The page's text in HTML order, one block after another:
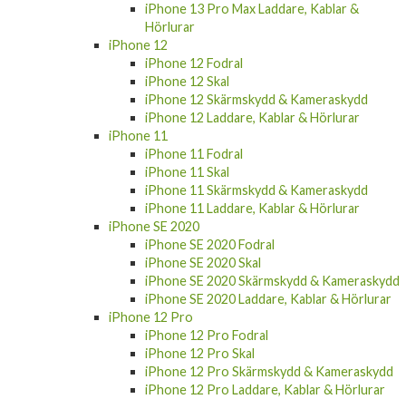
iPhone 13 Pro Max Laddare, Kablar &
Hörlurar
iPhone 12
iPhone 12 Fodral
iPhone 12 Skal
iPhone 12 Skärmskydd & Kameraskydd
iPhone 12 Laddare, Kablar & Hörlurar
iPhone 11
iPhone 11 Fodral
iPhone 11 Skal
iPhone 11 Skärmskydd & Kameraskydd
iPhone 11 Laddare, Kablar & Hörlurar
iPhone SE 2020
iPhone SE 2020 Fodral
iPhone SE 2020 Skal
iPhone SE 2020 Skärmskydd & Kameraskydd
iPhone SE 2020 Laddare, Kablar & Hörlurar
iPhone 12 Pro
iPhone 12 Pro Fodral
iPhone 12 Pro Skal
iPhone 12 Pro Skärmskydd & Kameraskydd
iPhone 12 Pro Laddare, Kablar & Hörlurar